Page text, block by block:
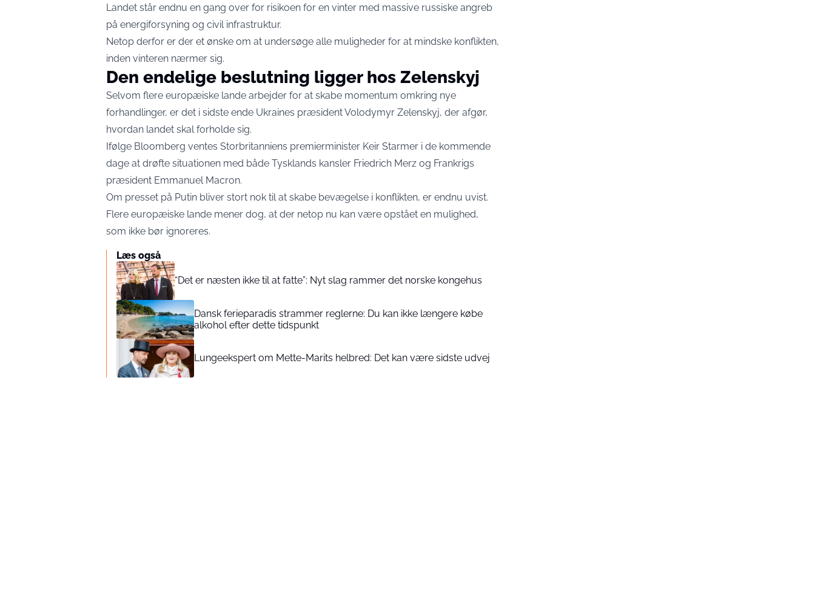
Landet står endnu en gang over for risikoen for en vinter med massive russiske angreb
på energiforsyning og civil infrastruktur.
Netop derfor er der et ønske om at undersøge alle muligheder for at mindske konflikten,
inden vinteren nærmer sig.
Den endelige beslutning ligger hos Zelenskyj
Selvom flere europæiske lande arbejder for at skabe momentum omkring nye
forhandlinger, er det i sidste ende Ukraines præsident Volodymyr Zelenskyj, der afgør,
hvordan landet skal forholde sig.
Ifølge Bloomberg ventes Storbritanniens premierminister Keir Starmer i de kommende
dage at drøfte situationen med både Tysklands kansler Friedrich Merz og Frankrigs
præsident Emmanuel Macron.
Om presset på Putin bliver stort nok til at skabe bevægelse i konflikten, er endnu uvist.
Flere europæiske lande mener dog, at der netop nu kan være opstået en mulighed,
som ikke bør ignoreres.
Læs også
“Det er næsten ikke til at fatte”: Nyt slag rammer det norske kongehus
Dansk ferieparadis strammer reglerne: Du kan ikke længere købe
alkohol efter dette tidspunkt
Lungeekspert om Mette-Marits helbred: Det kan være sidste udvej